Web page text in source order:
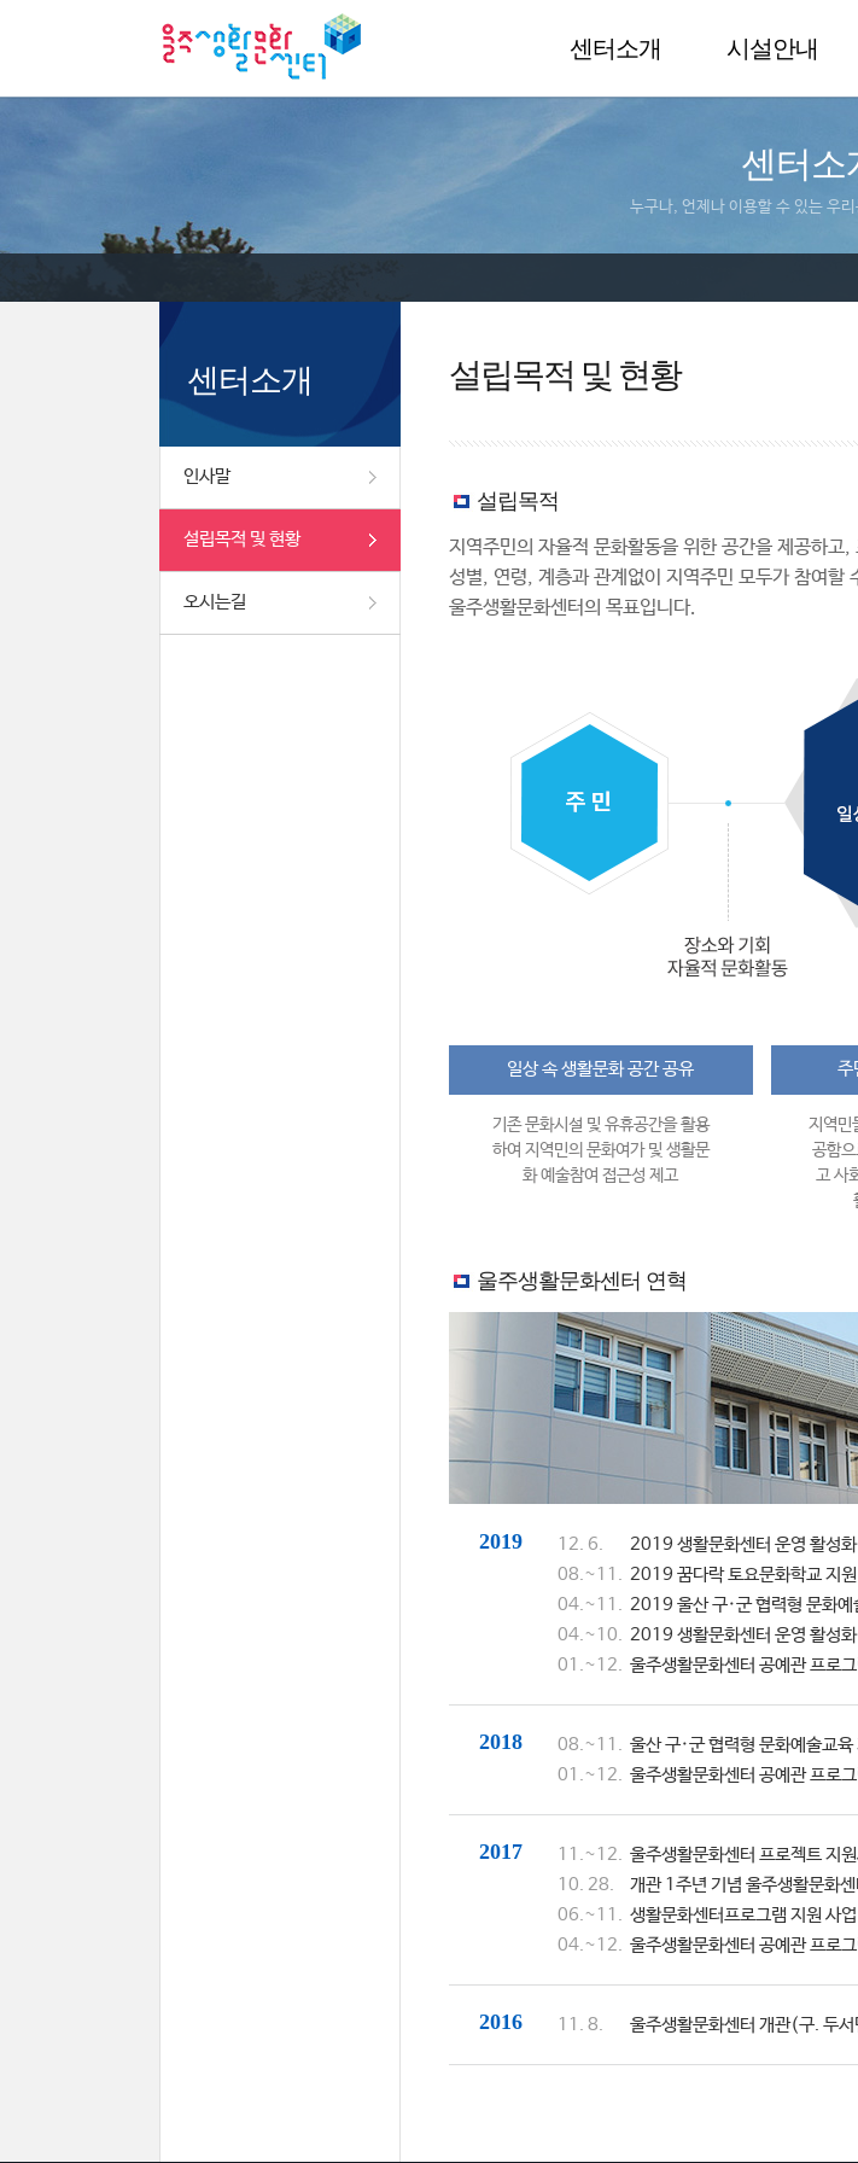
센터소개 시설안내
센터소
누구나, 언제나 이용할 수 있는 우
센터소개
인사말
설립목적 및 현황
오시는길
설립목적 및 현황
설립목적
지역주민의 자율적 문화활동을 위한 공간을 제공하고
성별, 연령, 계층과 관계없이 지역주민 모두가 참여할
울주생활문화센터의 목표입니다.
일상 속 생활문화 공간 공유
기존 문화시설 및 유휴공간을 활용
하여 지역민의 문화여가 및 생활문
화 예술참여 접근성 제고
주
지역민
공함
고 사
울주생활문화센터 연혁
2019 12. 6.
2019 생활문화센터 운영 활성
08.~11. 2019 꿈다락 토요문화학교 지원
04.~11. 2019 울산 구·군 협력형 문화
04.~10. 2019 생활문화센터 운영 활성
01.~12. 울주생활문화센터 공예관 프로
2018 08.~11. 울산 구·군 협력형 문화예술교
01.~12. 울주생활문화센터 공예관 프로
2017 11.~12. 울주생활문화센터 프로젝트 지
10. 28.
개관 1주년 기념 울주생활문화
06.~11. 생활문화센터프로그램 지원 사
04.~12. 울주생활문화센터 공예관 프로
2016 11. 8. 울주생활문화센터 개관(구. 두